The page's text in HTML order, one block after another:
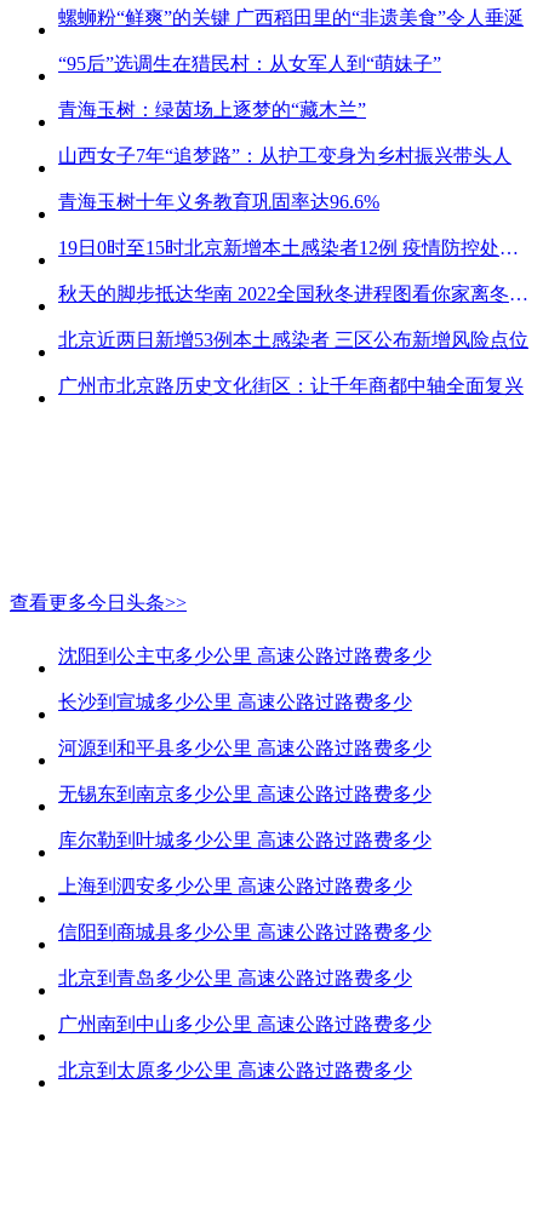
螺蛳粉“鲜爽”的关键 广西稻田里的“非遗美食”令人垂涎
“95后”选调生在猎民村：从女军人到“萌妹子”
青海玉树：绿茵场上逐梦的“藏木兰”
山西女子7年“追梦路”：从护工变身为乡村振兴带头人
青海玉树十年义务教育巩固率达96.6%
19日0时至15时北京新增本土感染者12例 疫情防控处关键时刻
秋天的脚步抵达华南 2022全国秋冬进程图看你家离冬天有多远
北京近两日新增53例本土感染者 三区公布新增风险点位
广州市北京路历史文化街区：让千年商都中轴全面复兴
查看更多今日头条>>
沈阳到公主屯多少公里 高速公路过路费多少
长沙到宣城多少公里 高速公路过路费多少
河源到和平县多少公里 高速公路过路费多少
无锡东到南京多少公里 高速公路过路费多少
库尔勒到叶城多少公里 高速公路过路费多少
上海到泗安多少公里 高速公路过路费多少
信阳到商城县多少公里 高速公路过路费多少
北京到青岛多少公里 高速公路过路费多少
广州南到中山多少公里 高速公路过路费多少
北京到太原多少公里 高速公路过路费多少